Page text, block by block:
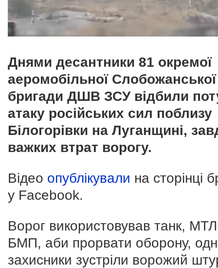
Днями десантники 81 окремої
аеромобільної Слобожанської
бригади ДШВ ЗСУ відбили
атаку російських сил поблизу
Білогорівки на Луганщині,
важких втрат ворогу.
Відео опублікували на сторінці
у Facebook.
Ворог використовував танк,
БМП, аби прорвати оборону,
захисники зустріли ворожий